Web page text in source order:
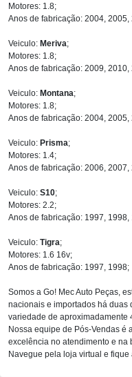
Motores: 1.8;
Anos de fabricação: 2004,
Veiculo: Meriva;
Motores: 1.8;
Anos de fabricação: 2009, 2010,
Veiculo: Montana;
Motores: 1.8;
Anos de fabricação: 2004,
Veiculo: Prisma;
Motores: 1.4;
Anos de fabricação: 2006, 2007,
Veiculo: S10;
Motores: 2.2;
Anos de fabricação: 1997, 1998,
Veiculo: Tigra;
Motores: 1.6 16v;
Anos de fabricação: 1997, 1998;
Somos a Go! Mec Auto Peças,
nacionais e importados há duas
variedade de aproximadamente
Nossa equipe de Pós-Vendas é
excelência no atendimento e na
Navegue pela loja virtual e fique